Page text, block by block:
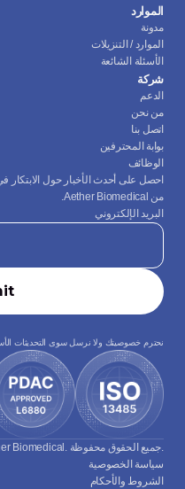
الموارد
مدونة
الموارد / التنزيلات
الأسئلة الشائعة
شركة
الدعم
من نحن
اتصل بنا
بوابة المحترفين
الوظائف
من Aether Biomedical.
البريد الإلكتروني
نحترم خصوصيتك ولا نرسل سوى التحديثات
© 2026 Aether Biomedical. جميع الحقوق محفوظة.
سياسة الخصوصية
الشروط والأحكام